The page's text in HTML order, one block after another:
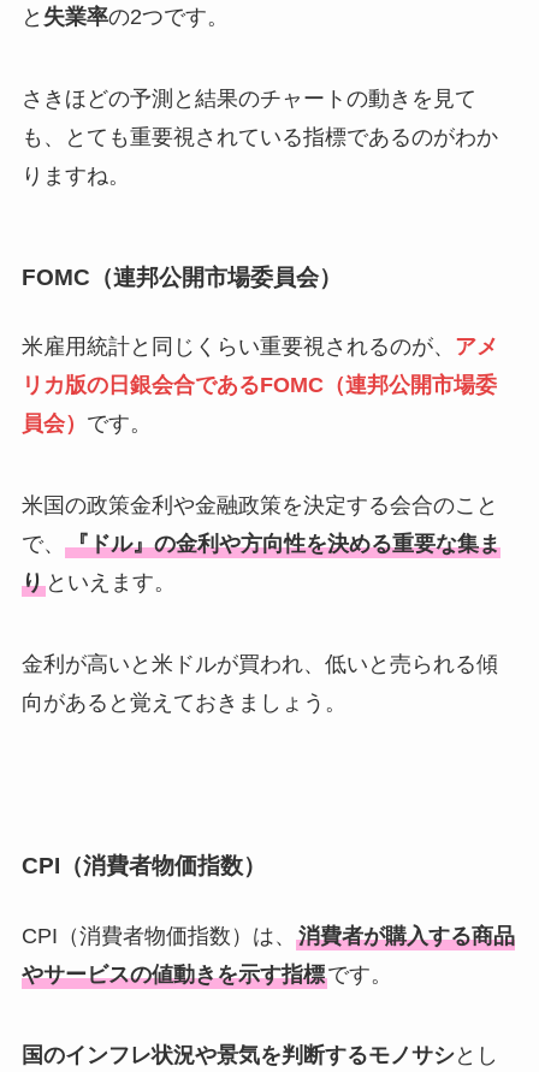
と 失業率の2つです。
さきほどの予測と結果のチャートの動きを見て
も、とても重要視されている指標であるのがわか
りますね。
FOMC（連邦公開市場委員会）
米雇用統計と同じくらい重要視されるのが、 アメ
リカ版の日銀会合であるFOMC（連邦公開市場委
員会） です。
米国の政策金利や金融政策を決定する会合のこと
で、 『ドル』の金利や方向性を決める重要な集ま
りといえます。
金利が高いと米ドルが買われ、低いと売られる傾
向があると覚えておきましょう。
CPI（消費者物価指数）
CPI（消費者物価指数）は、 消費者が購入する商品
やサービスの値動きを示す指標です。
国のインフレ状況や景気を判断するモノサシとし